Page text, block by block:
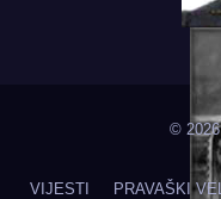
©
VIJESTI PRAVAŠKI